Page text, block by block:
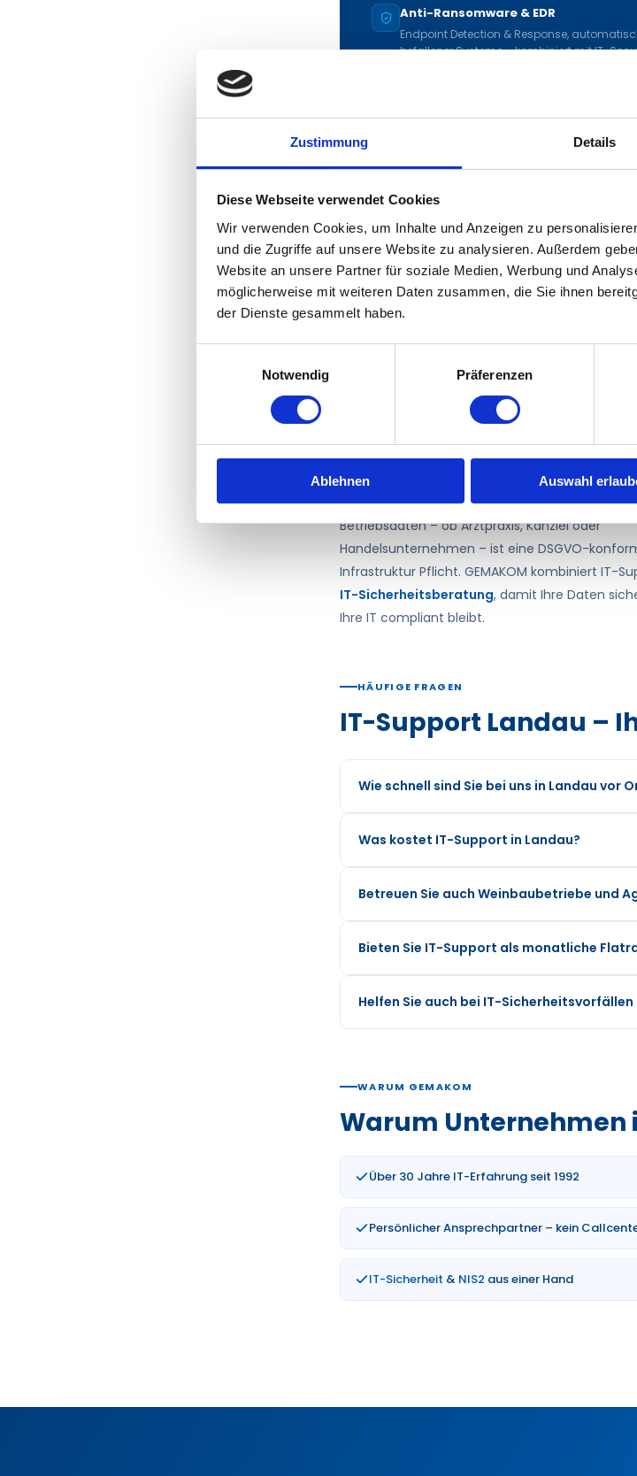
Zustimmung Details
Diese Webseite verwendet Cookies
Wir verwenden Cookies, um Inhalte und Anzeigen zu
und die Zugriffe auf unsere Website zu analysieren. Außerdem
Website an unsere Partner für soziale Medien, Werbung und
möglicherweise mit weiteren Daten zusammen, die Sie ihnen
der Dienste gesammelt haben.
Notwendig
Präferenzen
Ablehnen Auswahl
Anti-Ransomware & EDR
Endpoint Detection & Response,
befallener Systeme – kombiniert mit IT-
IT-SUPPORT LANDAU – IM DETAIL
Ihr IT-Partner für
IT-Support für Weinbau, Handel und
in der Pfalz
Die Südpfalz rund um Landau ist geprägt von
familiengeführten Weinbetrieben,
Handwerksbetrieben und kleinen Dienstleistern.
Unternehmen brauchen einen IT-Partner, der
versteht und keine überdimensionierten
IT-Betreuung – vom Einzelstundensatz bis zur
Datenschutz und DSGVO-konforme IT
Gerade in Branchen mit sensiblen Kunden- und
Betriebsdaten – ob Arztpraxis, Kanzlei oder
Handelsunternehmen – ist eine DSGVO-
Infrastruktur Pflicht. GEMAKOM kombiniert IT-
IT-Sicherheitsberatung, damit Ihre Daten
Ihre IT compliant bleibt.
HÄUFIGE FRAGEN
IT-Support Landau –
Wie schnell sind Sie bei uns in Landau vor
Was kostet IT-Support in Landau?
Betreuen Sie auch Weinbaubetriebe und
Bieten Sie IT-Support als monatliche
Helfen Sie auch bei IT-Sicherheitsvorfällen
WARUM GEMAKOM
Warum Unternehmen
Über 30 Jahre IT-Erfahrung seit 1992
Persönlicher Ansprechpartner – kein
IT-Sicherheit & NIS2 aus einer Hand